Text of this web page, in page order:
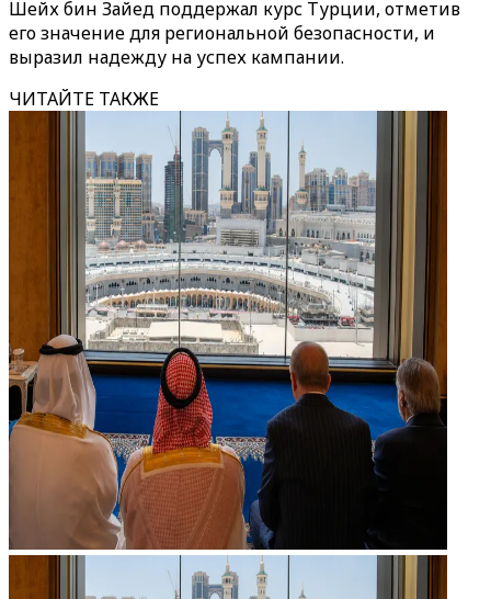
Шейх бин Зайед поддержал курс Турции, отметив
его значение для региональной безопасности, и
выразил надежду на успех кампании.
ЧИТАЙТЕ ТАКЖЕ